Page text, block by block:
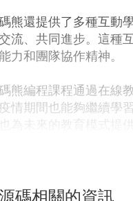
熊還提供了多種互動
流、共同進步。這種
力和團隊協作精神。
熊編程課程通過在線
情期間也能夠繼續學
為未來的教育模式提
千言！31個可視
碼相關的資訊